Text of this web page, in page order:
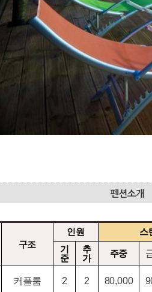
구조
인원
스
기
준
추
가
주중
커플룸 2 2 80,000